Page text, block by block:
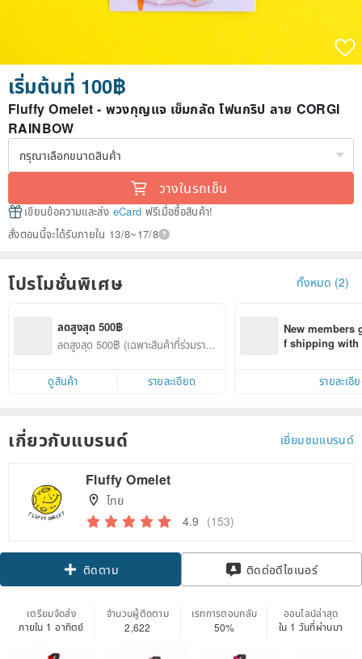
เริ่มต้นที่ 100฿
Fluffy Omelet - พวงกุญแจ เข็มกลัด โฟนกริป ลาย CORGI
RAINBOW
วางในรถเข็น
เขียนข้อความและส่ง eCard ฟรีเมื่อซื้อสินค้า!
สั่งตอนนี้จะได้รับภายใน 13/8~17/8
โปรโมชั่นพิเศษ ทั้งหมด (2)
ลดสูงสุด 500฿
ลดสูงสุด 500฿ (เฉพาะสินค้าที่ร่วมรายก
ดูสินค้า
รายละเอียด
New members
f shipping
รายละเอี
เกี่ยวกับแบรนด์ เยี่ยมชมแบรนด์
Fluffy Omelet
ไทย
4.9 (153)
ติดตาม ติดต่อดีไซเนอร์
เตรียมจัดส่ง
ภายใน 1 อาทิตย์
จำนวนผู้ติดตาม
2,622
เรทการตอบกลับ
50%
ออนไลน์ล่าสุด
ใน 1 วันที่ผ่านมา